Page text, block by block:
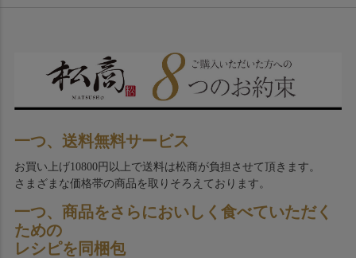
一つ、送料無料サービス
お買い上げ10800円以上で送料は松商が負担させて頂きます。
さまざまな価格帯の商品を取りそろえております。
一つ、商品をさらにおいしく食べていただく
ための
レシピを同梱包